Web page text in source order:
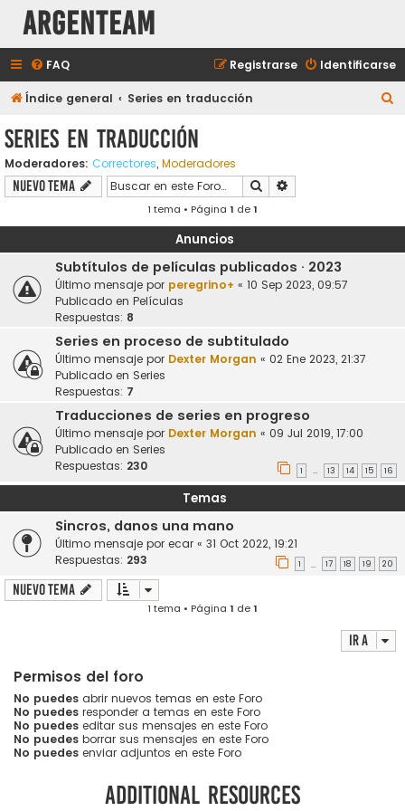
aRGENTeaM
FAQ Identificarse
Registrarse
Índice general Series en traducción
Series en traducción
Moderadores: Correctores, Moderadores
Nuevo Tema Buscar
1 tema • Página 1 de1
Anuncios
Subtítulos de películas publicados · 2023
Último mensaje por peregrino+ « 10 Sep 2023, 09:57
Publicado en Películas
Respuestas: 8
Series en proceso de subtitulado
Último mensaje por Dexter Morgan « 02 Ene 2023, 21:37
Publicado en Series
Respuestas: 7
Traducciones de series en progreso
Último mensaje por Dexter Morgan « 09 Jul 2019, 17:00
Publicado en Series
Respuestas: 230 1 … 13 14 15 16
Temas
Sincros, danos una mano
Último mensaje por ecar « 31 Oct 2022, 19:21
Respuestas: 293 1 … 17 18 19 20
Nuevo Tema
1 tema • Página 1 de1
Ir a
Permisos del foro
No puedes abrir nuevos temas en este Foro
No puedes responder a temas en este Foro
No puedes editar sus mensajes en este Foro
No puedes borrar sus mensajes en este Foro
No puedes enviar adjuntos en este Foro
Additional resources